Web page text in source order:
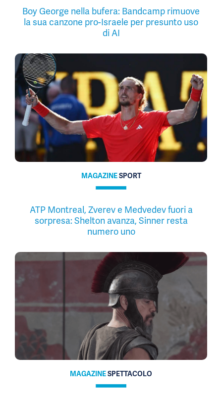
Boy George nella bufera: Bandcamp rimuove
la sua canzone pro-Israele per presunto uso
di AI
MAGAZINESPORT
ATP Montreal, Zverev e Medvedev fuori a
sorpresa: Shelton avanza, Sinner resta
numero uno
MAGAZINESPETTACOLO